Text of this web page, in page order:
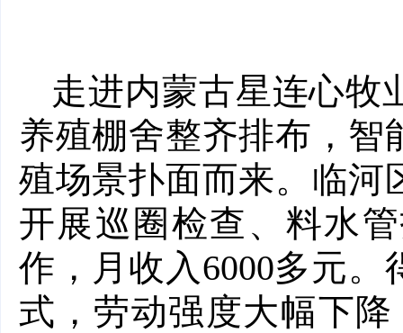
走进内蒙古星连心牧
养殖棚舍整齐排布，智
殖场景扑面而来。临河
开展巡圈检查、料水
作，月收入6000多元
式，劳动强度大幅下